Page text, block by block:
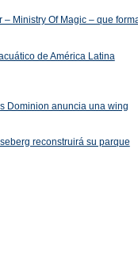
Ministry Of Magic – que
de América Latina
Dominion anuncia una wing
reconstruirá su parque